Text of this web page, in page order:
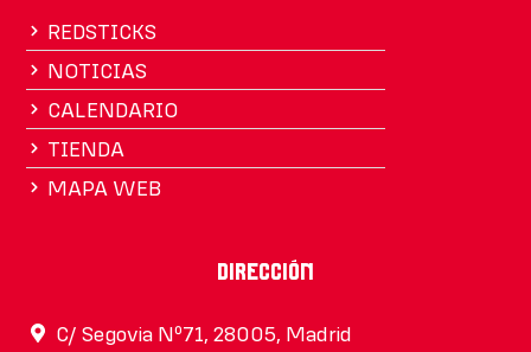
REDSTICKS
NOTICIAS
CALENDARIO
TIENDA
MAPA WEB
Dirección
C/ Segovia Nº71, 28005, Madrid